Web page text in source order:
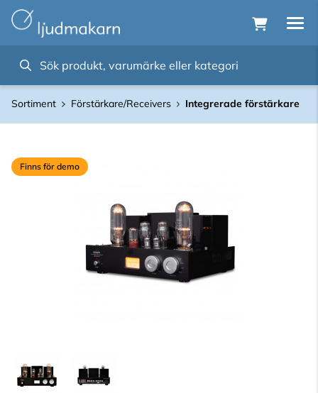
Sortiment Förstärkare/Receivers Integrerade förstärkare
Finns för demo